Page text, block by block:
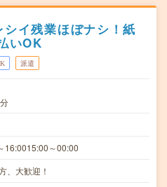
シイ残業ほぼナシ！紙
いOK
派遣
16:0015:00～00:00
、大歓迎！